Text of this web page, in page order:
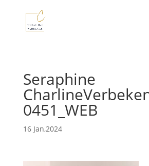
Seraphine
0451_WEB
16 Jan,2024